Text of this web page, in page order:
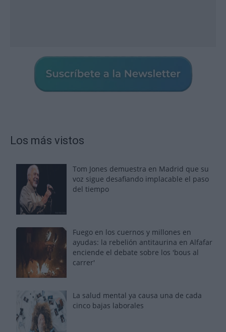
Los más vistos
Tom Jones demuestra en Madrid que su
voz sigue desafiando implacable el paso
del tiempo
Fuego en los cuernos y millones en
ayudas: la rebelión antitaurina en Alfafar
enciende el debate sobre los 'bous al
carrer'
La salud mental ya causa una de cada
cinco bajas laborales